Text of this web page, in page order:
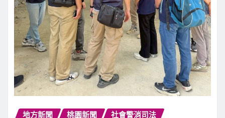
地方新聞 桃園新聞 社會警消司法